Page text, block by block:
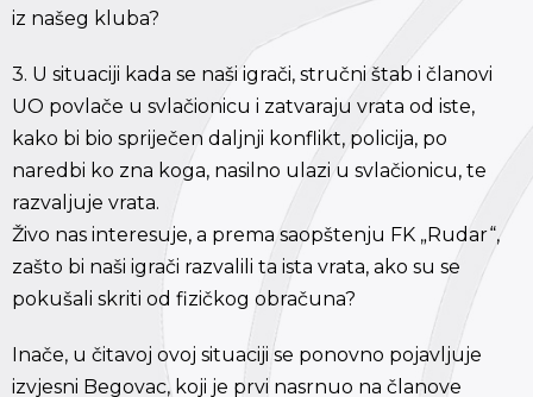
iz našeg kluba?
3. U situaciji kada se naši igrači, stručni štab i članovi
UO povlače u svlačionicu i zatvaraju vrata od iste,
kako bi bio spriječen daljnji konflikt, policija, po
naredbi ko zna koga, nasilno ulazi u svlačionicu, te
razvaljuje vrata.
Živo nas interesuje, a prema saopštenju FK „Rudar“,
zašto bi naši igrači razvalili ta ista vrata, ako su se
pokušali skriti od fizičkog obračuna?
Inače, u čitavoj ovoj situaciji se ponovno pojavljuje
izvjesni Begovac, koji je prvi nasrnuo na članove